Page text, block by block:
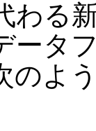
る
ータ
のよ